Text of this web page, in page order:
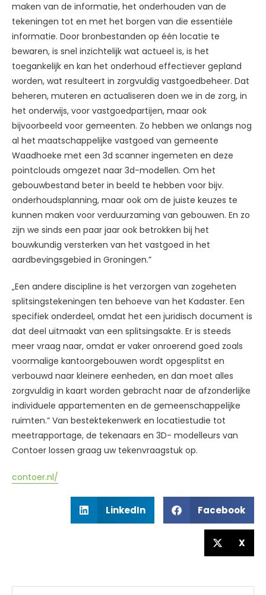
maken van de informatie, het onderhouden van de
tekeningen tot en met het borgen van die essentiële
informatie. Door bronbestanden op één locatie te
bewaren, is snel inzichtelijk wat actueel is, is het
toegankelijk en kan het onderhoud effectiever gepland
worden, wat resulteert in zorgvuldig vastgoedbeheer. Dat
beheren, muteren en actualiseren doen we in de zorg, in
het onderwijs, voor vastgoedpartijen, maar ook
bijvoorbeeld voor gemeenten. Zo hebben we onlangs nog
al het maatschappelijke vastgoed van gemeente
Waadhoeke met een 3d scanner ingemeten en deze
pointclouds omgezet naar 3d-modellen. Om het
gebouwbestand beter in beeld te hebben voor bijv.
onderhoudsplanning, maar ook om de juiste keuzes te
kunnen maken voor verduurzaming van gebouwen. En zo
zijn we sinds een paar jaar ook betrokken bij het
bouwkundig versterken van het vastgoed in het
aardbevingsgebied in Groningen.”
„Een andere discipline is het verzorgen van zogeheten
splitsingstekeningen ten behoeve van het Kadaster. Een
specifiek onderdeel, omdat het een juridisch document is
dat deel uitmaakt van een splitsingsakte. Er is steeds
meer vraag naar, omdat er vaker onroerend goed zoals
voormalige kantoorgebouwen wordt opgesplitst en
verbouwd naar kleinere eenheden, en dan moet alles
zorgvuldig in kaart worden gebracht naar de afzonderlijke
individuele appartementen en de gemeenschappelijke
ruimten.” Van bestektekenwerk en locatiestudie tot
meetrapportage, de tekenaars en 3D- modelleurs van
Contoer lossen graag uw tekenvraagstuk op.
contoer.nl/
LinkedIn Facebook
X